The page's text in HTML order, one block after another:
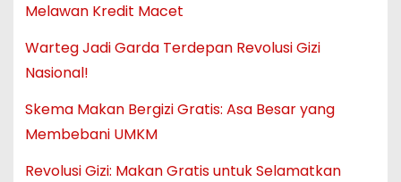
Melawan Kredit Macet
Warteg Jadi Garda Terdepan Revolusi Gizi
Nasional!
Skema Makan Bergizi Gratis: Asa Besar yang
Membebani UMKM
Revolusi Gizi: Makan Gratis untuk Selamatkan